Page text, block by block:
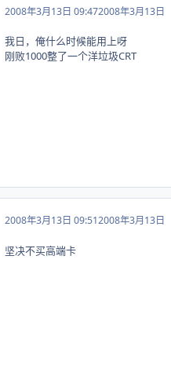
2008年3月13日 09:472008年3月13日
我日，俺什么时候能用上呀
刚败1000整了一个洋垃圾CRT
2008年3月13日 09:512008年3月13日
坚决不买高端卡